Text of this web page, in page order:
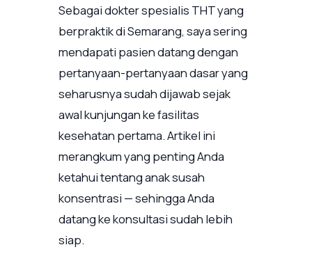
Sebagai dokter spesialis THT yang
berpraktik di Semarang, saya sering
mendapati pasien datang dengan
pertanyaan-pertanyaan dasar yang
seharusnya sudah dijawab sejak
awal kunjungan ke fasilitas
kesehatan pertama. Artikel ini
merangkum yang penting Anda
ketahui tentang anak susah
konsentrasi — sehingga Anda
datang ke konsultasi sudah lebih
siap.